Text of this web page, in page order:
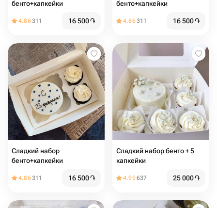
бенто+капкейки
4.86311 16 500֏
бенто+капкейки
4.86311 16 500֏
Сладкий набор
бенто+капкейки
4.86311 16 500֏
Сладкий набор бенто + 5
капкейки
4.95637 25 000֏